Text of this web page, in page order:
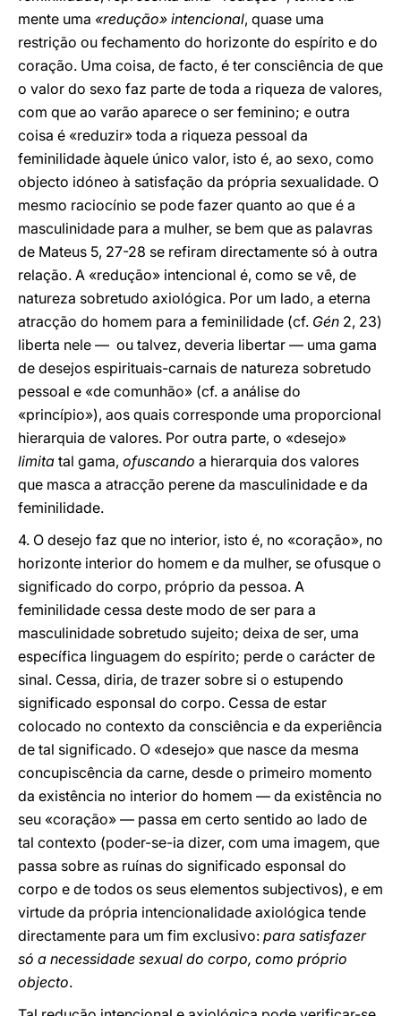
mente uma «redução» intencional, quase uma
restrição ou fechamento do horizonte do espírito e do
coração. Uma coisa, de facto, é ter consciência de que
o valor do sexo faz parte de toda a riqueza de valores,
com que ao varão aparece o ser feminino; e outra
coisa é «reduzir» toda a riqueza pessoal da
feminilidade àquele único valor, isto é, ao sexo, como
objecto idóneo à satisfação da própria sexualidade. O
mesmo raciocínio se pode fazer quanto ao que é a
masculinidade para a mulher, se bem que as palavras
de Mateus 5, 27-28 se refiram directamente só à outra
relação. A «redução» intencional é, como se vê, de
natureza sobretudo axiológica. Por um lado, a eterna
atracção do homem para a feminilidade (cf. Gén 2, 23)
liberta nele — ou talvez, deveria libertar — uma gama
de desejos espirituais-carnais de natureza sobretudo
pessoal e «de comunhão» (cf. a análise do
«princípio»), aos quais corresponde uma proporcional
hierarquia de valores. Por outra parte, o «desejo»
limita tal gama, ofuscando a hierarquia dos valores
que masca a atracção perene da masculinidade e da
feminilidade.
4. O desejo faz que no interior, isto é, no «coração», no
horizonte interior do homem e da mulher, se ofusque o
significado do corpo, próprio da pessoa. A
feminilidade cessa deste modo de ser para a
masculinidade sobretudo sujeito; deixa de ser, uma
específica linguagem do espírito; perde o carácter de
sinal. Cessa, diria, de trazer sobre si o estupendo
significado esponsal do corpo. Cessa de estar
colocado no contexto da consciência e da experiência
de tal significado. O «desejo» que nasce da mesma
concupiscência da carne, desde o primeiro momento
da existência no interior do homem — da existência no
seu «coração» — passa em certo sentido ao lado de
tal contexto (poder-se-ia dizer, com uma imagem, que
passa sobre as ruínas do significado esponsal do
corpo e de todos os seus elementos subjectivos), e em
virtude da própria intencionalidade axiológica tende
directamente para um fim exclusivo: para satisfazer
só a necessidade sexual do corpo, como próprio
objecto.